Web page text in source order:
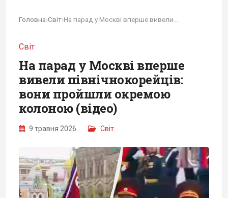
Головна›Світ›На парад у Москві вперше вивели...
Світ
На парад у Москві вперше
вивели північнокорейців:
вони пройшли окремою
колоною (відео)
9 травня 2026 Світ